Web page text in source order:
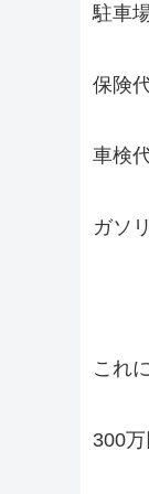
駐車
保険
車検
ガソ
これ
300